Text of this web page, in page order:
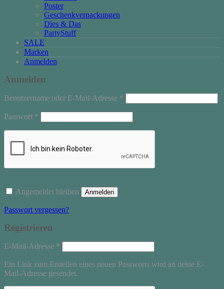
Poster
Geschenkverpackungen
Dies & Das
PartyStuff
SALE
Marken
Anmelden
Anmelden
Benutzername oder E-Mail-Adresse *
Passwort *
Angemeldet bleiben Anmelden
Passwort vergessen?
Registrieren
E-Mail-Adresse *
Ein Link zum Erstellen eines neuen Passworts wird an deine E-
Mail-Adresse gesendet.